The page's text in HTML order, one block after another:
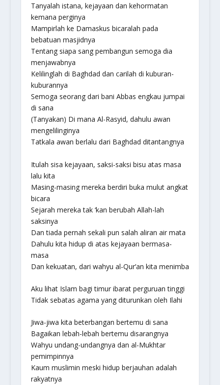
Tanyalah istana, kejayaan dan kehormatan
kemana perginya
Mampirlah ke Damaskus bicaralah pada
bebatuan masjidnya
Tentang siapa sang pembangun semoga dia
menjawabnya
Kelilinglah di Baghdad dan carilah di kuburan-
kuburannya
Semoga seorang dari bani Abbas engkau jumpai
di sana
(Tanyakan) Di mana Al-Rasyid, dahulu awan
mengelilinginya
Tatkala awan berlalu dari Baghdad ditantangnya
Itulah sisa kejayaan, saksi-saksi bisu atas masa
lalu kita
Masing-masing mereka berdiri buka mulut angkat
bicara
Sejarah mereka tak ‘kan berubah Allah-lah
saksinya
Dan tiada pernah sekali pun salah aliran air mata
Dahulu kita hidup di atas kejayaan bermasa-
masa
Dan kekuatan, dari wahyu al-Qur’an kita menimba
Aku lihat Islam bagi timur ibarat perguruan tinggi
Tidak sebatas agama yang diturunkan oleh Ilahi
Jiwa-jiwa kita beterbangan bertemu di sana
Bagaikan lebah-lebah bertemu disarangnya
Wahyu undang-undangnya dan al-Mukhtar
pemimpinnya
Kaum muslimin meski hidup berjauhan adalah
rakyatnya